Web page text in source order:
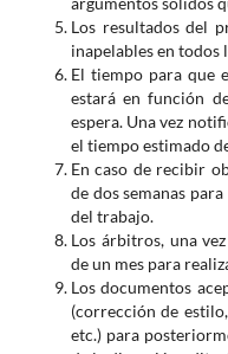
Los resultados del
inapelables en todos
El tiempo para que
estará en función
espera. Una vez
el tiempo estimado
En caso de recibir
de dos semanas
del trabajo.
Los árbitros, una
de un mes para
Los documentos
(corrección de
etc.) para